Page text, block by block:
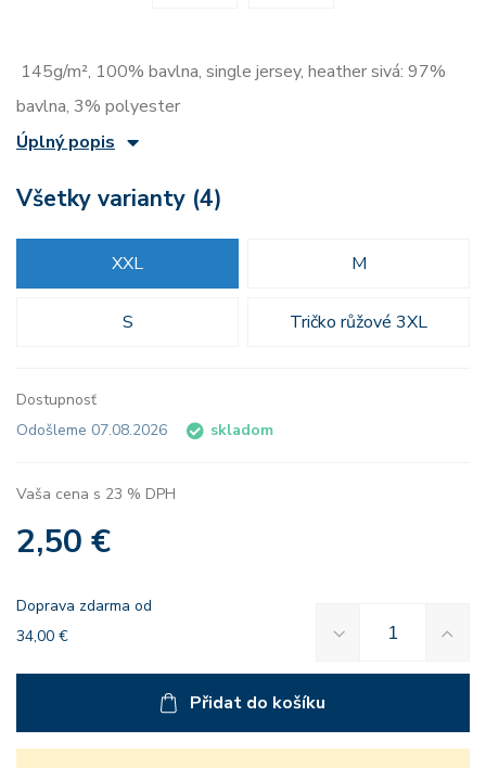
145g/m², 100% bavlna, single jersey, heather sivá: 97%
bavlna, 3% polyester
Úplný popis
Všetky varianty (4)
XXL M
S Tričko růžové 3XL
Dostupnosť
Odošleme 07.08.2026
skladom
Vaša cena s 23 % DPH
2,50 €
Doprava zdarma od
34,00 €
Přidat do košíku